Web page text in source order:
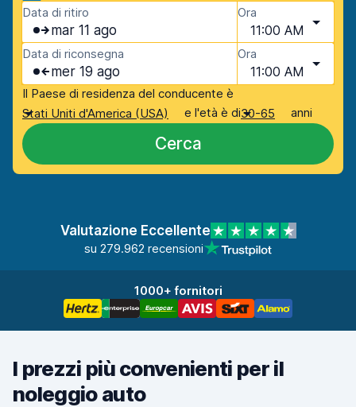
Data di ritiro
mar 11 ago
Ora
11:00 AM
Data di riconsegna
mer 19 ago
Ora
11:00 AM
Il Paese di residenza del conducente è
Stati Uniti d'America (USA)
e l'età è di30-65 anni
Cerca
Valutazione Eccellente
su 279.962 recensioni
1000+ fornitori
I prezzi più convenienti per il
noleggio auto